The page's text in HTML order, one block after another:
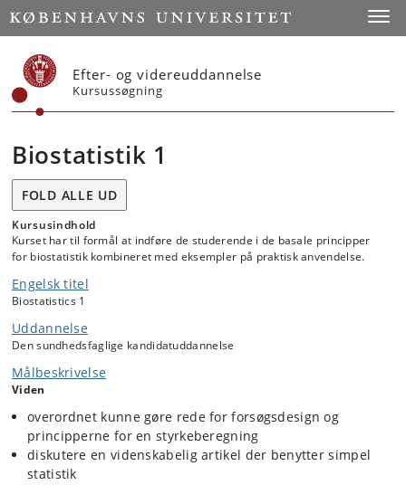
Start
Efter- og videreuddannelse
Kursussøgning
Biostatistik 1
FOLD ALLE UD
Kursusindhold
Kurset har til formål at indføre de studerende i de basale principper
for biostatistik kombineret med eksempler på praktisk anvendelse.
Engelsk titel
Biostatistics 1
Uddannelse
Den sundhedsfaglige kandidatuddannelse
Målbeskrivelse
Viden
overordnet kunne gøre rede for forsøgsdesign og
principperne for en styrkeberegning
diskutere en videnskabelig artikel der benytter simpel
statistik